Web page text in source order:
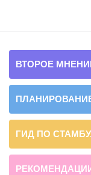
ВТОРОЕ
ГИД ПО